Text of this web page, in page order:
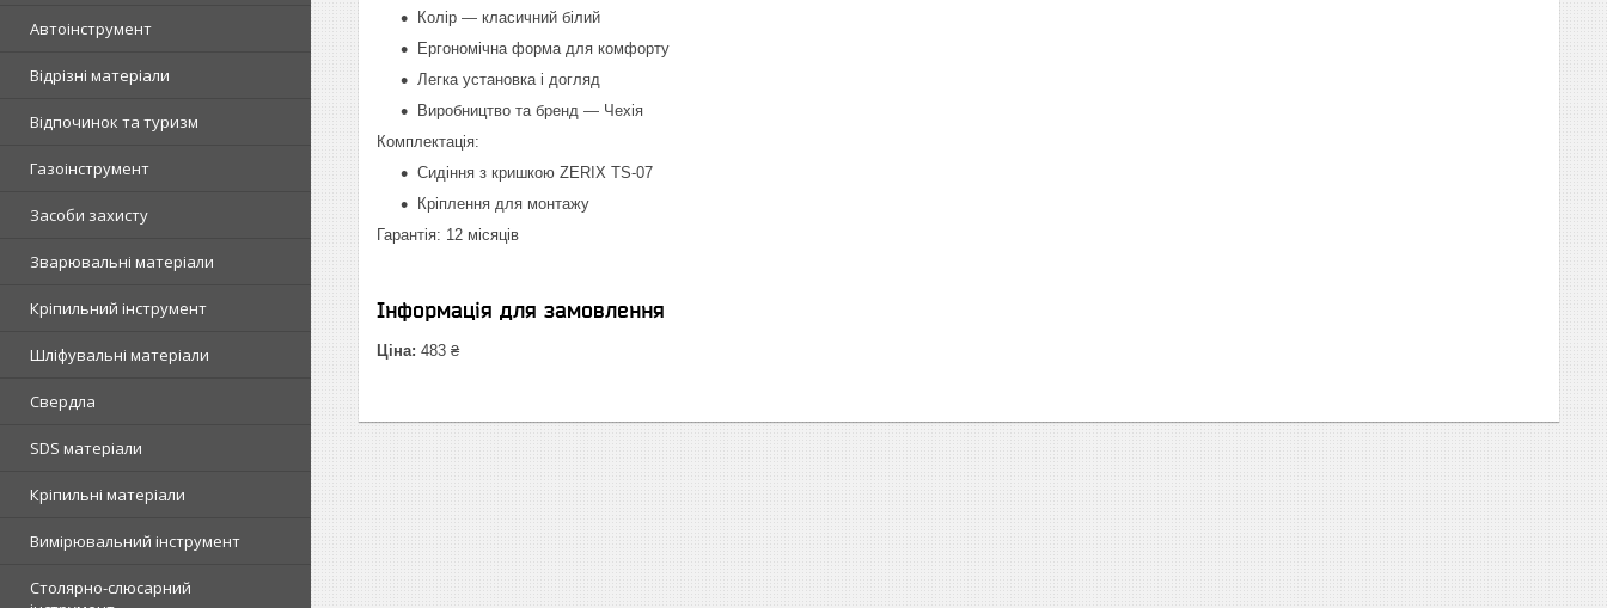
Автоінструмент
Відрізні матеріали
Відпочинок та туризм
Газоінструмент
Засоби захисту
Зварювальні матеріали
Кріпильний інструмент
Шліфувальні матеріали
Свердла
SDS матеріали
Кріпильні матеріали
Вимірювальний інструмент
Столярно-слюсарний
Колір — класичний білий
Ергономічна форма для комфорту
Легка установка і догляд
Виробництво та бренд — Чехія
Комплектація:
Сидіння з кришкою ZERIX TS-07
Кріплення для монтажу
Гарантія: 12 місяців
Інформація для замовлення
Ціна: 483 ₴